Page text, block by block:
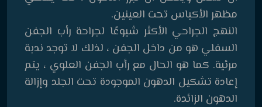
مظهر الأكياس تحت العينين.
النهج الجراحي الأكثر شيوعًا لجراحة رأب الجفن
السفلي هو من داخل الجفن ، لذلك لا توجد ندبة
مرئية. كما هو الحال مع رأب الجفن العلوي ، يتم
إعادة تشكيل الدهون الموجودة تحت الجلد وإزالة
الدهون الزائدة.